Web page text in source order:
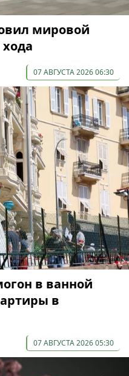
мировой
07 АВГУСТА 2026 06:30
в ванной
в
07 АВГУСТА 2026 05:30